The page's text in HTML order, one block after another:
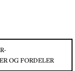
OG FORDELER